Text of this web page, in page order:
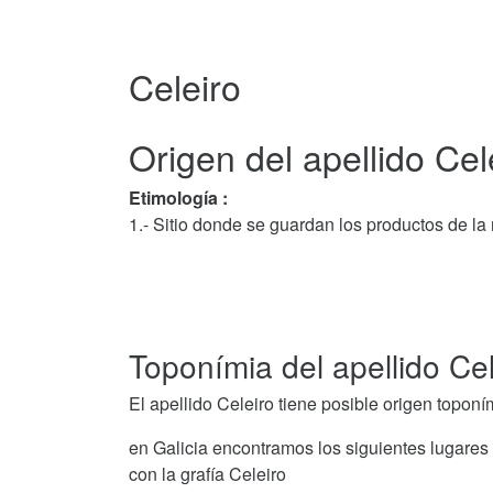
Celeiro
Origen del apellido
Etimología :
1.- Sitio donde se guardan los productos de la
Toponímia del apellido
El apellido Celeiro tiene posible origen
en Galicia encontramos los siguientes lugares
con la grafía Celeiro